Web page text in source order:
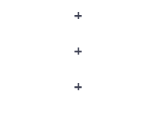
+
+
+